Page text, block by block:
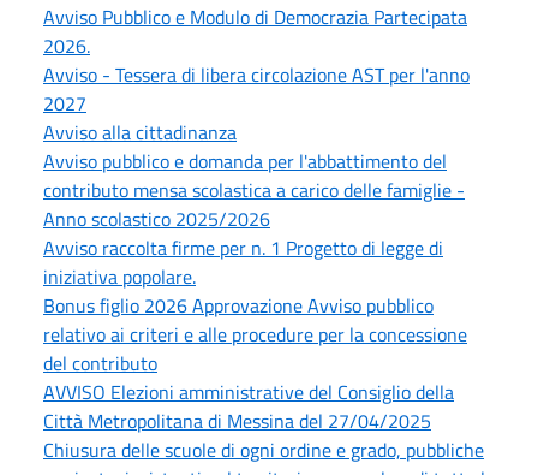
Avviso Pubblico e Modulo di Democrazia Partecipata
2026.
Avviso - Tessera di libera circolazione AST per l'anno
2027
Avviso alla cittadinanza
Avviso pubblico e domanda per l'abbattimento del
contributo mensa scolastica a carico delle famiglie -
Anno scolastico 2025/2026
Avviso raccolta firme per n. 1 Progetto di legge di
iniziativa popolare.
Bonus figlio 2026 Approvazione Avviso pubblico
relativo ai criteri e alle procedure per la concessione
del contributo
AVVISO Elezioni amministrative del Consiglio della
Città Metropolitana di Messina del 27/04/2025
Chiusura delle scuole di ogni ordine e grado, pubbliche